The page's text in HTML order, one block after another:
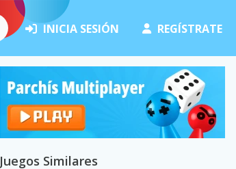
INICIA SESIÓN REGÍSTRATE
Juegos Similares